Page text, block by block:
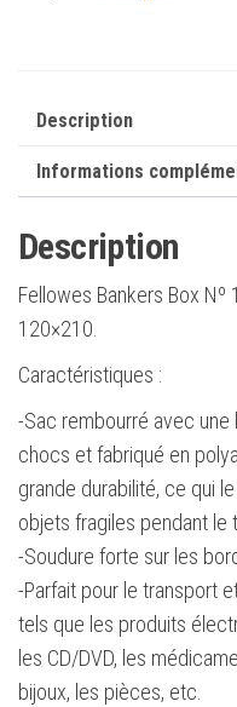
120x210
Description
Informations
Description
Fellowes Bankers Box
120×210.
Caractéristiques :
-Sac rembourré avec une
chocs et fabriqué en
grande durabilité, ce qui
objets fragiles pendant le
-Soudure forte sur les
-Parfait pour le transport
tels que les produits
les CD/DVD, les
bijoux, les pièces, etc.